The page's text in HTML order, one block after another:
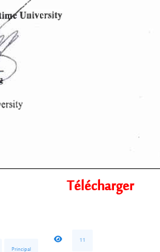
Télécharger
Principal
11